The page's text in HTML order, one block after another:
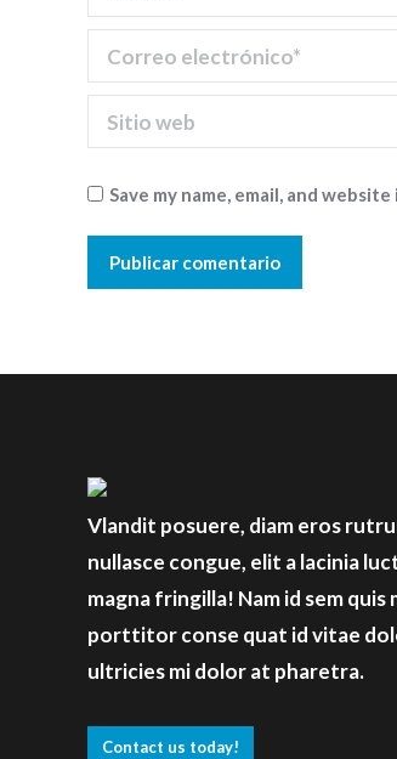
Correo electrónico *
Sitio web
Save my name, email, and
Publicar comentario
Vlandit posuere, diam eros
nullasce congue, elit a lacinia
magna fringilla! Nam id sem quis
porttitor conse quat id vitae
ultricies mi dolor at pharetra.
Contact us today!